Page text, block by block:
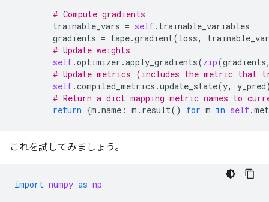
# Compute gradients
trainable_vars = self. trainable_variables
gradients = tape.gradient(loss,
# Update weights
self.optimizer .apply_gradients(zip(gradients
# Update metrics (includes the metric that
self.compiled_metrics .update_state(y, y_pred
# Return a dict mapping metric names to
return {m .name : m . result() for m in self.
これを試してみましょう。
import numpy as np